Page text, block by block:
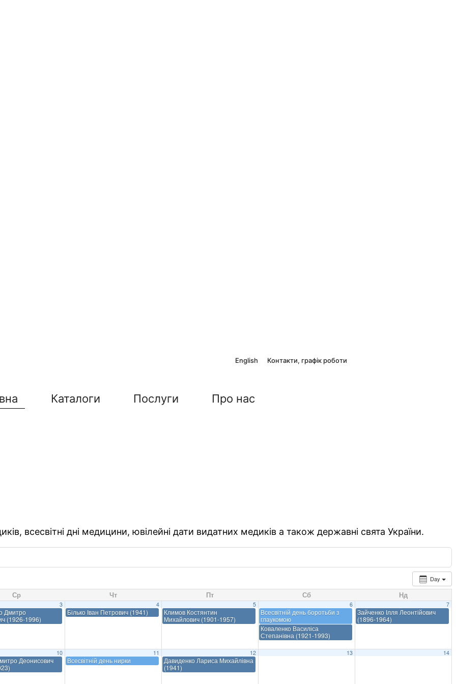
English Контакти, графік роботи
Каталоги Послуги Про нас
всесвітні дні медицини, ювілейні дати видатних медиків а також державні свята України.
Day
Ср Чт Пт Сб Нд
3
Дмитро
(1926-1996)
4
Білько Іван Петрович (1941)
5
Климов Костянтин
Михайлович (1901-1957)
6
Всесвітній день боротьби з
глаукомою
Коваленко Василіса
Степанівна (1921-1993)
7
Зайченко Ілля Леонтійович
(1896-1964)
10
Деонисович
11
Всесвітній день нирки
12
Давиденко Лариса Михайлівна
(1941)
13 14